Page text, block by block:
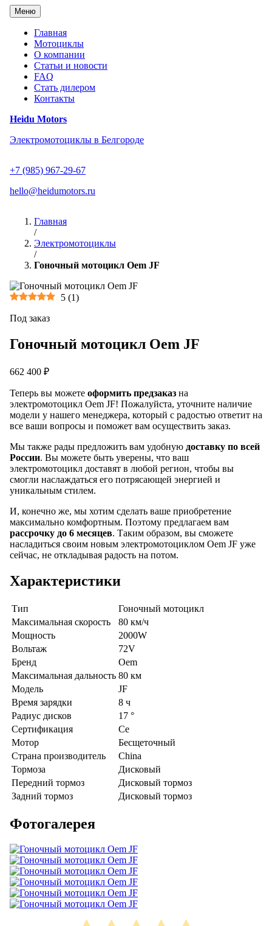
Перейти
содержанию
Heidu Motors
Электромотоциклы в Белгороде
+7 (985) 967-29-67
hello@heidumotors.ru
Меню
Главная
Мотоциклы
О компании
Статьи и новости
FAQ
Стать дилером
Контакты
Главная
/
Электромотоциклы
/
Гоночный мотоцикл Oem JF
5 (1)
Под заказ
Гоночный мотоцикл Oem JF
662 400 ₽
Теперь вы можете оформить предзаказ на
электромотоцикл Oem JF! Пожалуйста, уточните наличие
модели у нашего менеджера, который с радостью ответит на
все ваши вопросы и поможет вам осуществить заказ.
Мы также рады предложить вам удобную доставку по всей
России. Вы можете быть уверены, что ваш
электромотоцикл доставят в любой регион, чтобы вы
смогли наслаждаться его потрясающей энергией и
уникальным стилем.
И, конечно же, мы хотим сделать ваше приобретение
максимально комфортным. Поэтому предлагаем вам
рассрочку до 6 месяцев. Таким образом, вы сможете
насладиться своим новым электромотоциклом Oem JF уже
сейчас, не откладывая радость на потом.
Характеристики
Тип
Гоночный мотоцикл
Максимальная скорость
80 км/ч
Мощность
2000W
Вольтаж
72V
Бренд
Oem
Максимальная дальность 80 км
Модель
JF
Время зарядки
8 ч
Радиус дисков
17 °
Сертификация
Ce
Мотор
Бесщеточный
Страна производитель
China
Тормоза
Дисковый
Передний тормоз
Дисковый тормоз
Задний тормоз
Дисковый тормоз
Фотогалерея